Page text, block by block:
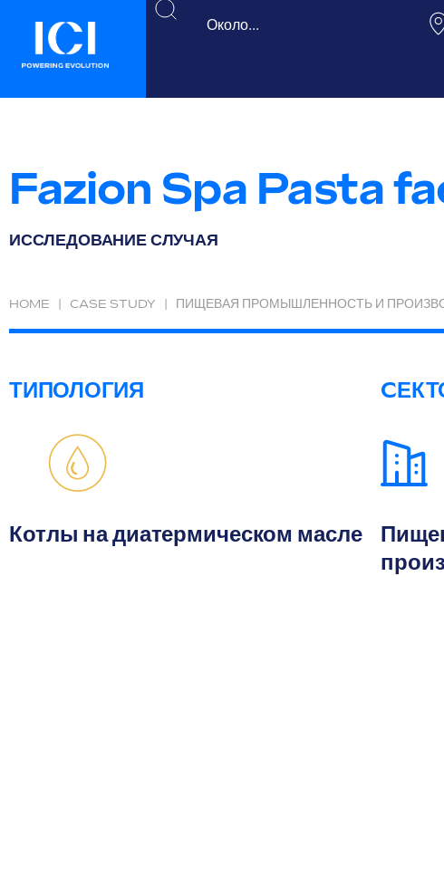
Fazion Spa Pasta
ИССЛЕДОВАНИЕ СЛУЧАЯ
HOME CASE STUDY ПИЩЕВАЯ ПРОМЫШЛЕННОСТЬ И
ТИПОЛОГИЯ
Котлы на диатермическом масле